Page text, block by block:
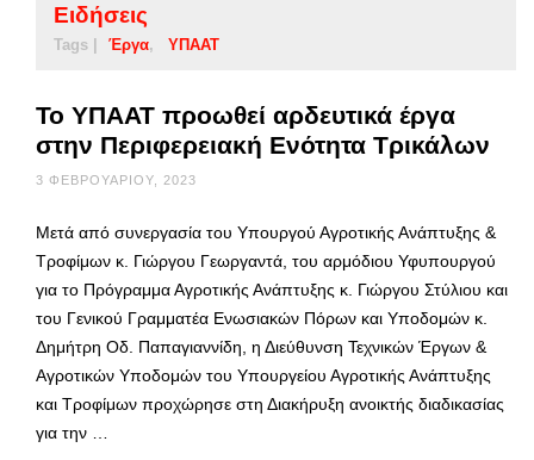
Ειδήσεις
Tags | Έργα ΥΠΑΑΤ
Το ΥΠΑΑΤ προωθεί αρδευτικά έργα
στην Περιφερειακή Ενότητα Τρικάλων
3 ΦΕΒΡΟΥΑΡΊΟΥ, 2023
Mετά από συνεργασία του Υπουργού Αγροτικής Ανάπτυξης &
Τροφίμων κ. Γιώργου Γεωργαντά, του αρμόδιου Υφυπουργού
για το Πρόγραμμα Αγροτικής Ανάπτυξης κ. Γιώργου Στύλιου και
τoυ Γενικού Γραμματέα Ενωσιακών Πόρων και Υποδομών κ.
Δημήτρη Οδ. Παπαγιαννίδη, η Διεύθυνση Τεχνικών Έργων &
Αγροτικών Υποδομών του Υπουργείου Αγροτικής Ανάπτυξης
και Τροφίμων προχώρησε στη Διακήρυξη ανοικτής διαδικασίας
για την …